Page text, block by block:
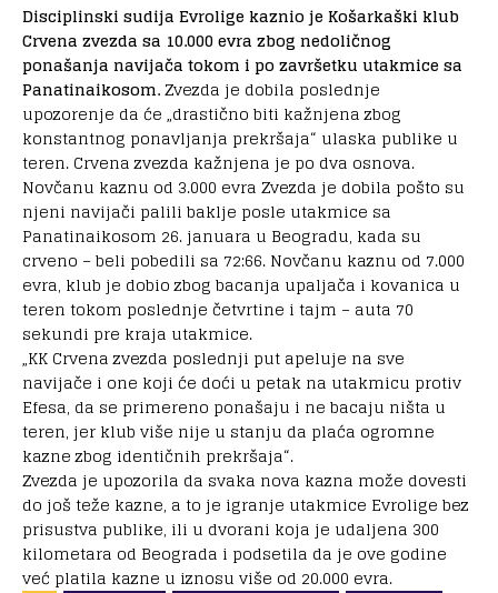
Disciplinski sudija Evrolige kaznio je Košarkaški klub
Crvena zvezda sa 10.000 evra zbog nedoličnog
ponašanja navijača tokom i po završetku utakmice sa
Panatinaikosom.Zvezda je dobila poslednje
upozorenje da će „drastično biti kažnjena zbog
konstantnog ponavljanja prekršaja“ ulaska publike u
teren. Crvena zvezda kažnjena je po dva osnova.
Novčanu kaznu od 3.000 evra Zvezda je dobila pošto su
njeni navijači palili baklje posle utakmice sa
Panatinaikosom 26. januara u Beogradu, kada su
crveno – beli pobedili sa 72:66. Novčanu kaznu od 7.000
evra, klub je dobio zbog bacanja upaljača i kovanica u
teren tokom poslednje četvrtine i tajm – auta 70
sekundi pre kraja utakmice.
„KK Crvena zvezda poslednji put apeluje na sve
navijače i one koji će doći u petak na utakmicu protiv
Efesa, da se primereno ponašaju i ne bacaju ništa u
teren, jer klub više nije u stanju da plaća ogromne
kazne zbog identičnih prekršaja“.
Zvezda je upozorila da svaka nova kazna može dovesti
do još teže kazne, a to je igranje utakmice Evrolige bez
prisustva publike, ili u dvorani koja je udaljena 300
kilometara od Beograda i podsetila da je ove godine
već platila kazne u iznosu više od 20.000 evra.